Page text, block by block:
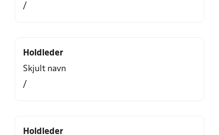
/
Holdleder
Skjult navn
/
Holdleder